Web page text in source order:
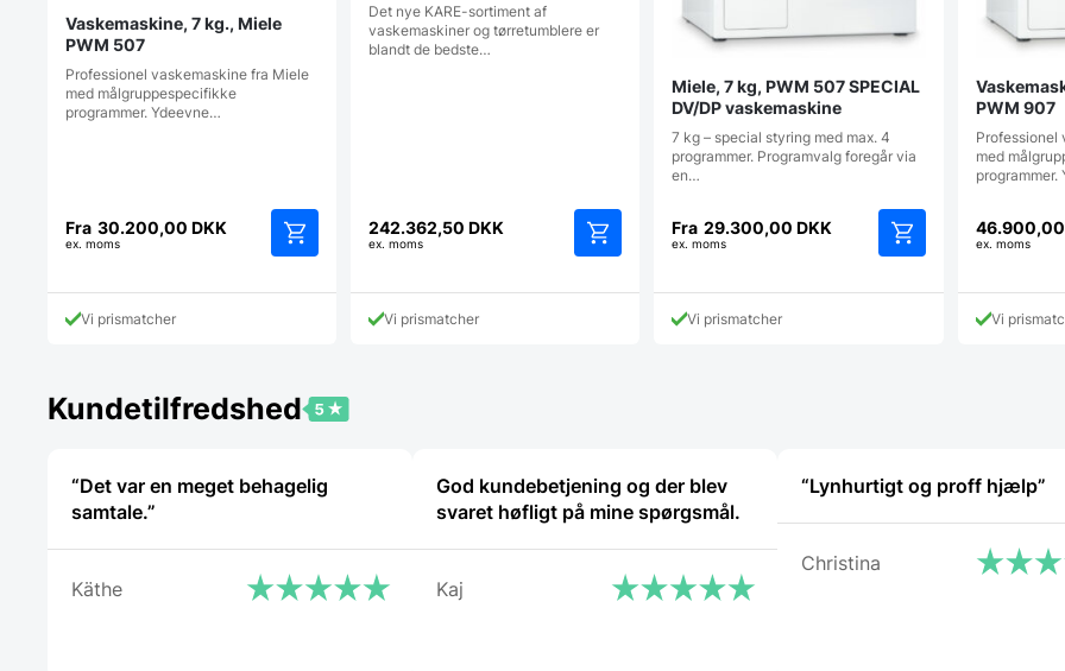
Vaskemaskine, 7 kg., Miele
PWM 507
Professionel vaskemaskine fra Miele
med målgruppespecifikke
programmer. Ydeevne…
Fra 30.200,00 DKK
ex. moms
vare
kan
vælges
Vi prismatcher
Det nye KARE-sortiment af
vaskemaskiner og tørretumblere er
blandt de bedste…
242.362,50DKK
ex. moms
Vi prismatcher
Miele, 7 kg, PWM 507 SPECIAL
DV/DP vaskemaskine
7 kg – special styring med max. 4
programmer. Programvalg foregår via
en…
Fra 29.300,00DKK
ex. moms
vare
Vi prismatcher
PWM 907
Professionel
med
ex. moms
Vi
Kundetilfredshed
“Det var en meget behagelig
samtale.”
Käthe
God kundebetjening og der blev
svaret høfligt på mine spørgsmål.
Kaj
“Lynhurtigt og proff hjælp”
Christina